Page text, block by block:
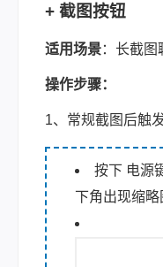
+ 截图按钮
适用场景：长截图
操作步骤：
1、常规截图后触
按下 电源
下角出现缩略